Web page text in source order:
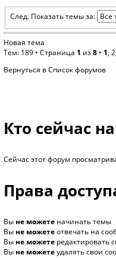
След. Показать темы за:
Новая тема
Тем: 189 • Страница 1 из8 • 1, 2,
Вернуться в Список форумов
Кто сейчас
Сейчас этот форум
Права
Вы не можете начинать темы
Вы не можетеотвечать на
Вы не можете редактировать
Вы не можетеудалять свои